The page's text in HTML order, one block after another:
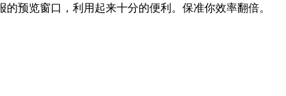
预览窗口，利用起来十分的便利。保准你效率翻倍。